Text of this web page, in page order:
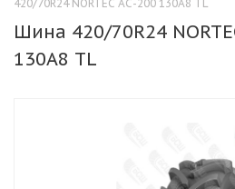
420/70R24 NORTEC АС-200 130А8 TL
Шина 420/70R24
130А8 TL